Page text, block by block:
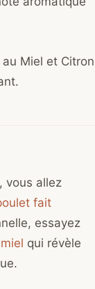
Miel et Citron
vous allez
fait
essayez
qui révèle